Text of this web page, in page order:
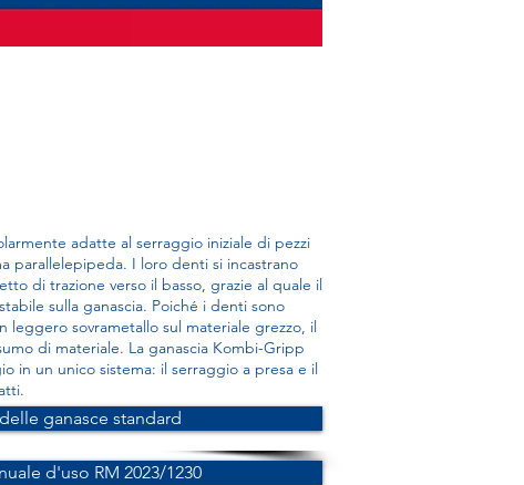
adatte al serraggio iniziale di pezzi
parallelepipeda. I loro denti si incastrano
di trazione verso il basso, grazie al quale il
sulla ganascia. Poiché i denti sono
leggero sovrametallo sul materiale grezzo, il
di materiale. La ganascia Kombi-Gripp
in un unico sistema: il serraggio a presa e il
ganasce standard
d'uso RM 2023/1230